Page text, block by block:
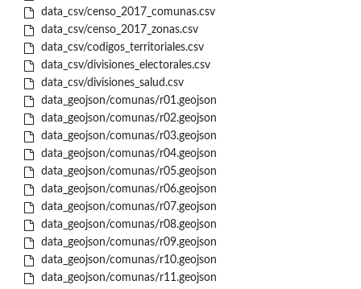
data_csv/censo_2017_comunas.csv
data_csv/censo_2017_zonas.csv
data_csv/codigos_territoriales.csv
data_csv/divisiones_electorales.csv
data_csv/divisiones_salud.csv
data_geojson/comunas/r01.geojson
data_geojson/comunas/r02.geojson
data_geojson/comunas/r03.geojson
data_geojson/comunas/r04.geojson
data_geojson/comunas/r05.geojson
data_geojson/comunas/r06.geojson
data_geojson/comunas/r07.geojson
data_geojson/comunas/r08.geojson
data_geojson/comunas/r09.geojson
data_geojson/comunas/r10.geojson
data_geojson/comunas/r11.geojson